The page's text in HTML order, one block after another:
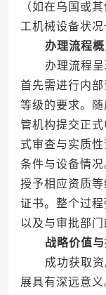
（如在乌国或
工机械设备状况
办理流程概
办理流程呈
首先需进行内
等级的要求。
管机构提交正
式审查与实质
条件与设备情
授予相应资质
证书。整个过
以及与审批部门
战略价值
成功获取资
展具有深远意